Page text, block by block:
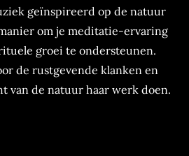
geïnspireerd op de natuur
om je meditatie-ervaring
groei te ondersteunen.
de rustgevende klanken en
van de natuur haar werk doen.